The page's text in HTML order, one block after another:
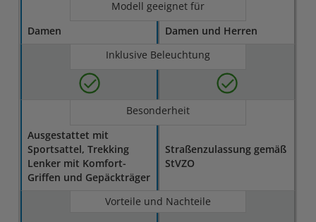
Modell geeignet für
Damen
Damen und Herren
Inklusive Beleuchtung
Besonderheit
Ausgestattet mit
Sportsattel, Trekking
Lenker mit Komfort-
Griffen und Gepäckträger
Straßenzulassung gemäß
StVZO
Vorteile und Nachteile